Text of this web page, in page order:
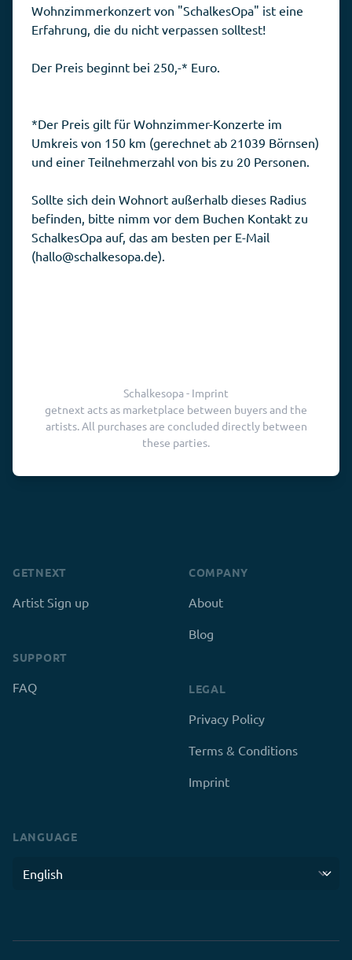
Wohnzimmerkonzert von "SchalkesOpa" ist eine
Erfahrung, die du nicht verpassen solltest!
Der Preis beginnt bei 250,-* Euro.
*Der Preis gilt für Wohnzimmer-Konzerte im
Umkreis von 150 km (gerechnet ab 21039 Börnsen)
und einer Teilnehmerzahl von bis zu 20 Personen.
Sollte sich dein Wohnort außerhalb dieses Radius
befinden, bitte nimm vor dem Buchen Kontakt zu
SchalkesOpa auf, das am besten per E-Mail
(hallo@schalkesopa.de).
Schalkesopa - Imprint
getnext acts as marketplace between buyers and the
artists. All purchases are concluded directly between
these parties.
GETNEXT
Artist Sign up
SUPPORT
FAQ
COMPANY
About
Blog
LEGAL
Privacy Policy
Terms & Conditions
Imprint
LANGUAGE
Language